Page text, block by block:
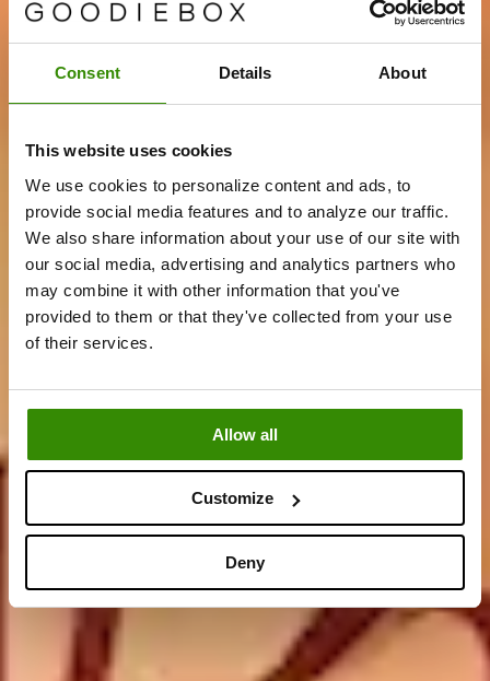
Consent Details About
This website uses cookies
We use cookies to personalize content and ads, to
provide social media features and to analyze our traffic.
We also share information about your use of our site with
our social media, advertising and analytics partners who
may combine it with other information that you've
provided to them or that they've collected from your use
of their services.
Allow all
Customize
Deny